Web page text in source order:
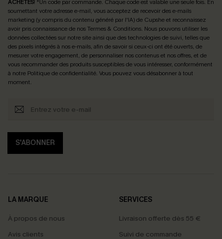
ACHETÉS! *Un code par commande. Chaque code est valable une seule fois. En
soumettant votre adresse e-mail, vous acceptez de recevoir des e-mails
marketing (y compris du contenu généré par l'IA) de Cupshe et reconnaissez
avoir pris connaissance de nosTermes & Conditions. Nous pouvons utiliser les
données collectées sur notre site ainsi que des technologies de suivi, telles que
des pixels intégrés à nos e-mails, afin de savoir si ceux-ci ont été ouverts, de
mesurer votre engagement, de personnaliser nos contenus et nos offres, et de
vous recommander des produits susceptibles de vous intéresser, conformément
à notre Politique de confidentialité. Vous pouvez vous désabonner à tout
moment.
S'ABONNER
LA MARQUE
À propos de nous
Avis clients
SERVICES
Livraison offerte dès 55 €
Suivi de commande